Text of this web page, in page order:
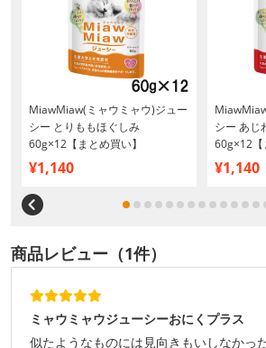
MiawMiaw(ミャウミャウ)ジュー
シー とりももほぐしみ
60g×12【まとめ買い】
¥1,140
シー あじ
60g×12【
¥1,140
商品レビュー（1件）
ミャウミャウジューシーおにくプラス
似たようなものには見向きもいしなかっ